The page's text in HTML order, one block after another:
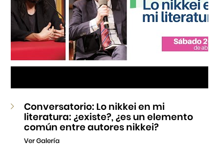
Conversatorio: Lo nikkei en mi
literatura: ¿existe?, ¿es un elemento
común entre autores nikkei?
Ver Galería